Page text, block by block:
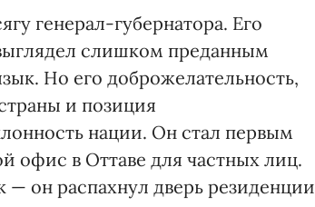
генерал-губернатора. Его
слишком преданным
Но его доброжелательность,
и позиция
нации. Он стал первым
офис в Оттаве для частных лиц.
он распахнул дверь резиденции